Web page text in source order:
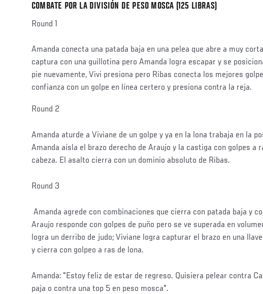
COMBATE POR LA DIVISIÓN DE PESO MOSCA (125 LIBRAS)
Round 1
Amanda conecta una patada baja en una pelea que abre a muy
captura con una guillotina pero Amanda logra escapar y se
pie nuevamente, Vivi presiona pero Ribas conecta los mejores
confianza con un golpe en línea certero y presiona contra la reja.
Social
Round 2
Amanda aturde a Viviane de un golpe y ya en la lona trabaja en la
Amanda aísla el brazo derecho de Araujo y la castiga con golpes a
cabeza. El asalto cierra con un dominio absoluto de Ribas.
Round 3
Amanda agrede con combinaciones que cierra con patada baja y
Araujo responde con golpes de puño pero se ve superada en
logra un derribo de judo; Viviane logra capturar el brazo en una
y cierra con golpeo a ras de lona.
Amanda: "Estoy feliz de estar de regreso. Quisiera pelear contra
paja o contra una top 5 en peso mosca".